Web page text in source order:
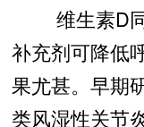
维生素D同
补充剂可降低
果尤甚。早期
类风湿性关节